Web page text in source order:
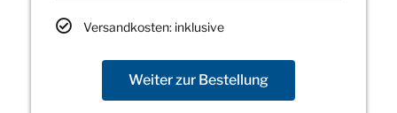
Versandkosten: inklusive
Weiter zur Bestellung